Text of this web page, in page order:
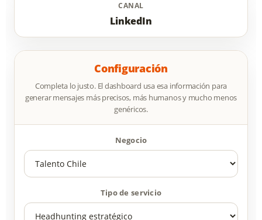
CANAL
LinkedIn
Configuración
Completa lo justo. El dashboard usa esa información para
generar mensajes más precisos, más humanos y mucho menos
genéricos.
Negocio
Tipo de servicio